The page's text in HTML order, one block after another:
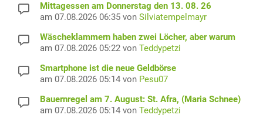
Mittagessen am Donnerstag den 13. 08. 26
am 07.08.2026 06:35 von Silviatempelmayr
Wäscheklammern haben zwei Löcher, aber warum
am 07.08.2026 05:22 von Teddypetzi
Smartphone ist die neue Geldbörse
am 07.08.2026 05:14 von Pesu07
Bauernregel am 7. August: St. Afra, (Maria Schnee)
am 07.08.2026 05:14 von Teddypetzi